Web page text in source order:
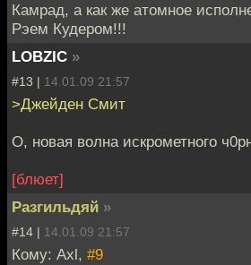
Камрад, а как же атомное
Рэем Кудером!!!
LOBZIC »
#13 | 14.01.09 21:57
>Джейден Смит
О, новая волна искрометного
[блюет]
Разгильдяй »
#14 | 14.01.09 21:57
Кому: Axl, #9